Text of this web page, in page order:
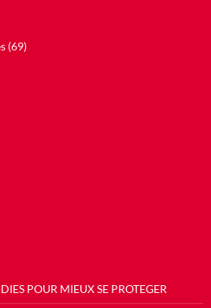
(69)
POUR MIEUX SE PROTEGER